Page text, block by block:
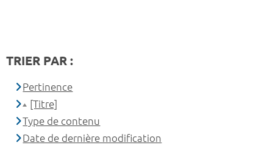
TRIER PAR :
Pertinence
[Titre]
Type de contenu
Date de dernière modification